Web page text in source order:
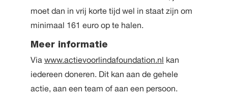
moet dan in vrij korte tijd wel in staat zijn om
minimaal 161 euro op te halen.
Meer informatie
Via www.actievoorlindafoundation.nl kan
iedereen doneren. Dit kan aan de gehele
actie, aan een team of aan een persoon.